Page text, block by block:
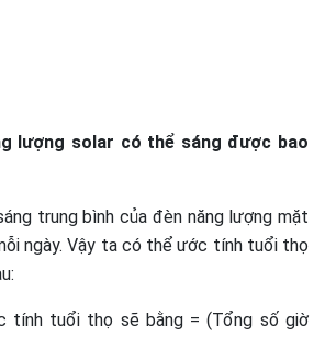
lượng solar có thể sáng được bao
trung bình của đèn năng lượng mặt
ngày. Vậy ta có thể ước tính tuổi thọ
tính tuổi thọ sẽ bằng = (Tổng số giờ